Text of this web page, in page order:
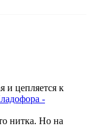
и цепляется к
-
нитка. Но на